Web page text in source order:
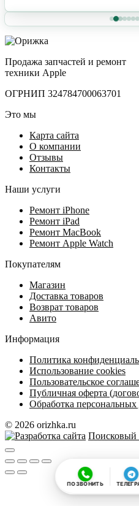
Продажа запчастей и ремонт
техники Apple
ОГРНИП 324784700063701
Это мы
Карта сайта
О компании
Отзывы
Контакты
Наши услуги
Ремонт iPhone
Ремонт iPad
Ремонт MacBook
Ремонт Apple Watch
Покупателям
Магазин
Доставка товаров
Возврат товаров
Авито
Информация
Политика
Использование cookies
Пользовательское
Публичная оферта
Обработка
© 2026 orizhka.ru
Поисковый
ПОЗВОНИТЬ